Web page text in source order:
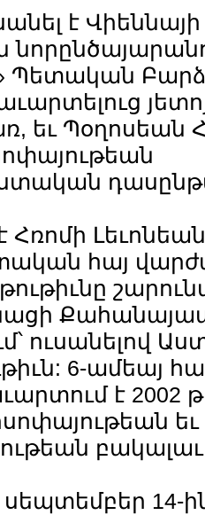
է
Պետական
եւ Պօղոսեան
Հռոմի Լեւոնեան
հայ
ուսանելով
6-ամեայ
է 2002
եւ
14-